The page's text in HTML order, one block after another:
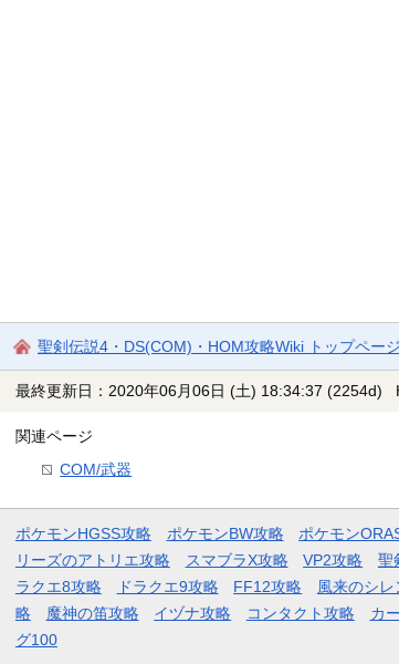
聖剣伝説4・DS(COM)・HOM攻略Wiki トップペー
最終更新日：2020年06月06日 (土) 18:34:37 (2254d)
関連ページ
COM/武器
ポケモンHGSS攻略 ポケモンBW攻略 ポケモン
リーズのアトリエ攻略
スマブラX攻略 VP2攻略 聖
ラクエ8攻略
ドラクエ9攻略 FF12攻略 風来のシ
略
魔神の笛攻略 イヅナ攻略 コンタクト攻略 カ
グ100